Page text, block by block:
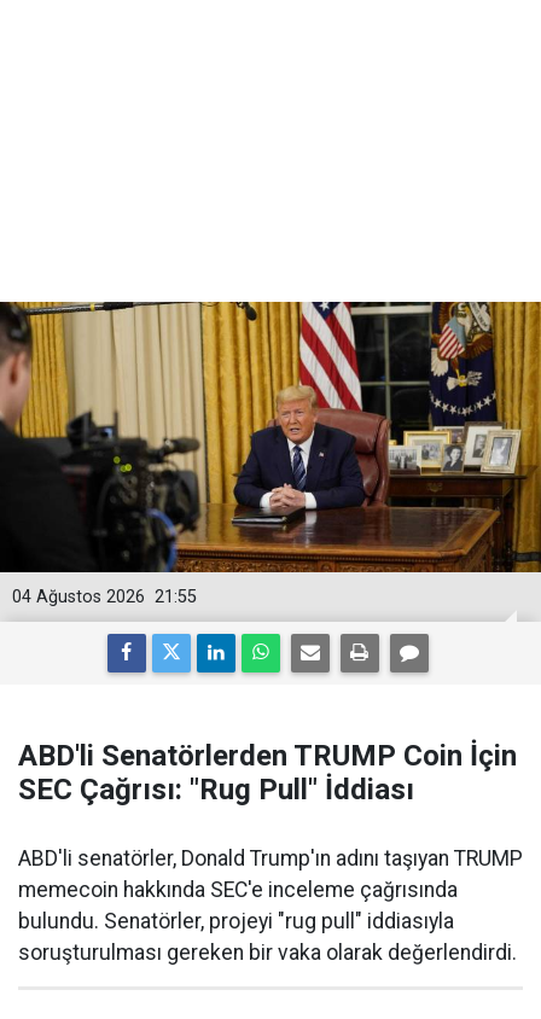
21:55
04 Ağustos 2026
ABD'li Senatörlerden TRUMP Coin İçin
SEC Çağrısı: "Rug Pull" İddiası
ABD'li senatörler, Donald Trump'ın adını taşıyan TRUMP
memecoin hakkında SEC'e inceleme çağrısında
bulundu. Senatörler, projeyi "rug pull" iddiasıyla
soruşturulması gereken bir vaka olarak değerlendirdi.